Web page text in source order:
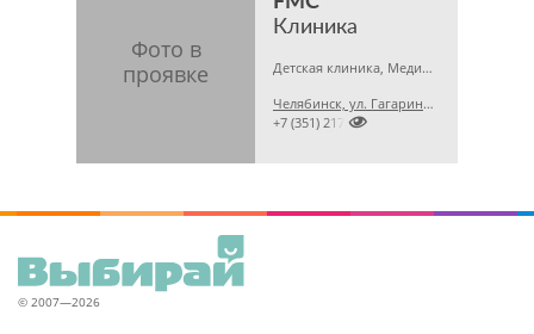
Клиника
Детская клиника, Медицинская лаборатория, Гинекология
Челябинск, ул. Гагарина, 5 А

+7 (351) 2173679
© 2007—2026